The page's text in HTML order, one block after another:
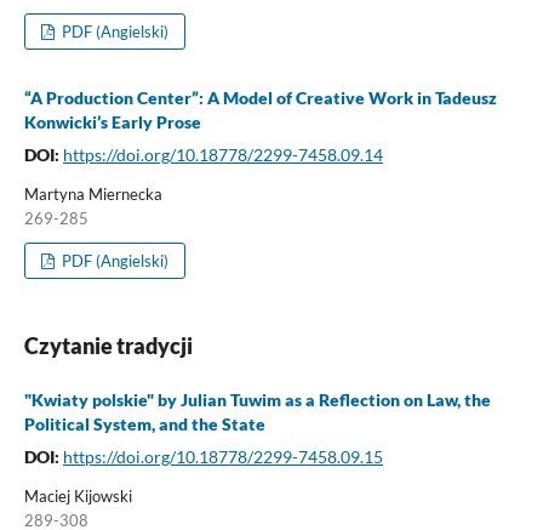
PDF (Angielski)
“A Production Center”: A Model of Creative Work in Tadeusz
Konwicki’s Early Prose
DOI: https://doi.org/10.18778/2299-7458.09.14
Martyna Miernecka
269-285
PDF (Angielski)
Czytanie tradycji
"Kwiaty polskie" by Julian Tuwim as a Reflection on Law, the
Political System, and the State
DOI: https://doi.org/10.18778/2299-7458.09.15
Maciej Kijowski
289-308